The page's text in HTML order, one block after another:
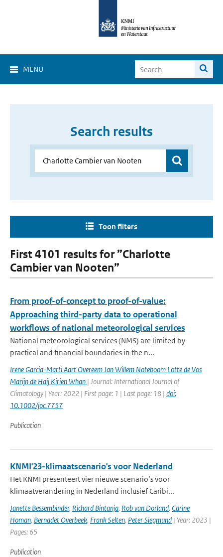
MENU
Search results
Toon filters
First 4101 results for ”Charlotte
Cambier van Nooten”
From proof-of-concept to proof-of-value:
Approaching third-party data to operational
workflows of national meteorological services
National meteorological services (NMS) are limited by
practical and financial boundaries in the n...
Irene Garcia-Marti Aart Overeem Jan Willem Noteboom Lotte de Vos
Marijn de Haij Kirien Whan | Journal: International Journal of
Climatology | Year: 2022 | First page: 1 | Last page: 18 | doi:
10.1002/joc.7757
Publication
KNMI'23-klimaatscenario's voor Nederland
Het KNMI presenteert vier nieuwe scenario’s voor
klimaatverandering in Nederland inclusief Caribi...
Janette Bessembinder, Richard Bintanja, Rob van Dorland, Carine
Homan, Bernadet Overbeek, Frank Selten, Peter Siegmund | Year: 2023 |
Pages: 65
Publication